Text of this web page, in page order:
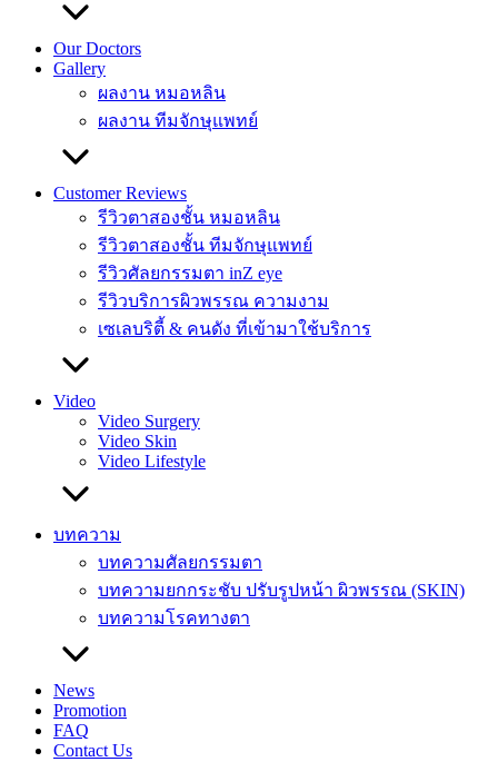
Our Doctors
Gallery
ผลงาน หมอหลิน
ผลงาน ทีมจักษุแพทย์
Customer Reviews
รีวิวตาสองชั้น หมอหลิน
รีวิวตาสองชั้น ทีมจักษุแพทย์
รีวิวศัลยกรรมตา inZ eye
รีวิวบริการผิวพรรณ ความงาม
เซเลบริตี้ & คนดัง ที่เข้ามาใช้บริการ
Video
Video Surgery
Video Skin
Video Lifestyle
บทความ
บทความศัลยกรรมตา
บทความยกกระชับ ปรับรูปหน้า ผิวพรรณ (SKIN)
บทความโรคทางตา
News
Promotion
FAQ
Contact Us